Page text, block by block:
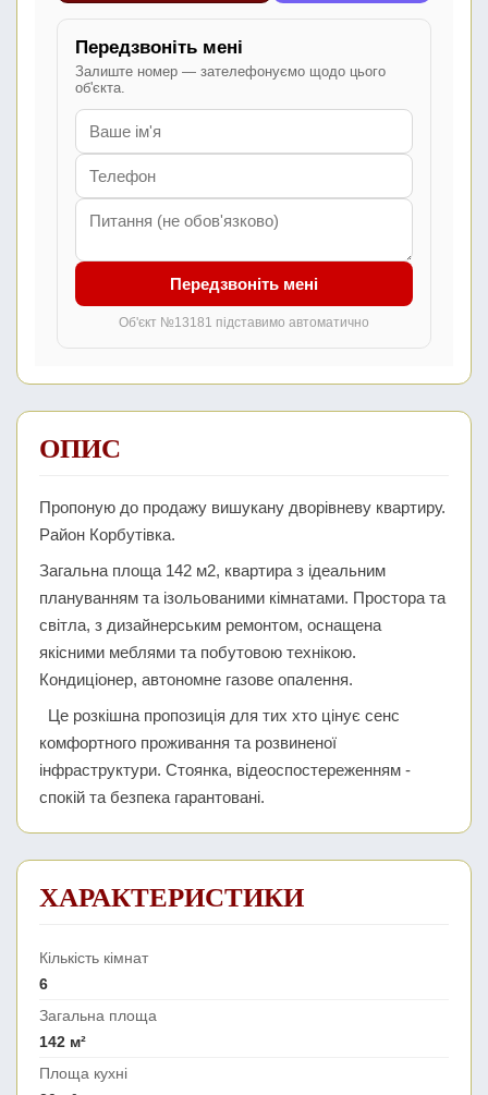
Передзвоніть мені
Залиште номер — зателефонуємо щодо цього
об'єкта.
Передзвоніть мені
Об'єкт №13181 підставимо автоматично
ОПИС
Пропоную до продажу вишукану дворівневу квартиру.
Район Корбутівка.
Загальна площа 142 м2, квартира з ідеальним
плануванням та ізольованими кімнатами. Простора та
світла, з дизайнерським ремонтом, оснащена
якісними меблями та побутовою технікою.
Кондиціонер, автономне газове опалення.
Це розкішна пропозиція для тих хто цінує сенс
комфортного проживання та розвиненої
інфраструктури. Стоянка, відеоспостереженням -
спокій та безпека гарантовані.
ХАРАКТЕРИСТИКИ
Кількість кімнат
6
Загальна площа
142 м²
Площа кухні